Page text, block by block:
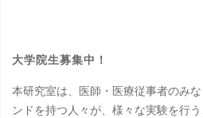
大学院生募集中！
本研究室は、医師・医療従事者のみ
ンドを持つ人々が、様々な実験を行